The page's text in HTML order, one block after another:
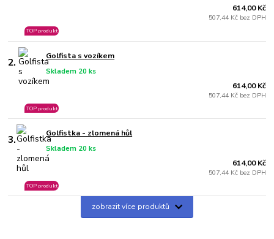
TOP produkt
614,00 Kč
507,44 Kč bez DPH
2. Golfista s vozíkem
Skladem 20 ks
TOP produkt
614,00 Kč
507,44 Kč bez DPH
3. Golfistka - zlomená hůl
Skladem 20 ks
TOP produkt
614,00 Kč
507,44 Kč bez DPH
zobrazit více produktů